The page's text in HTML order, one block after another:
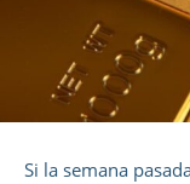
Si la semana